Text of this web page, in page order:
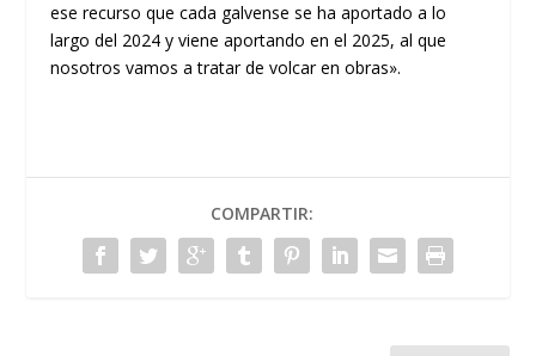
ese recurso que cada galvense se ha aportado a lo
largo del 2024 y viene aportando en el 2025, al que
nosotros vamos a tratar de volcar en obras».
COMPARTIR: